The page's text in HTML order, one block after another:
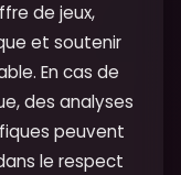
de jeux,
et soutenir
En cas de
des analyses
peuvent
le respect